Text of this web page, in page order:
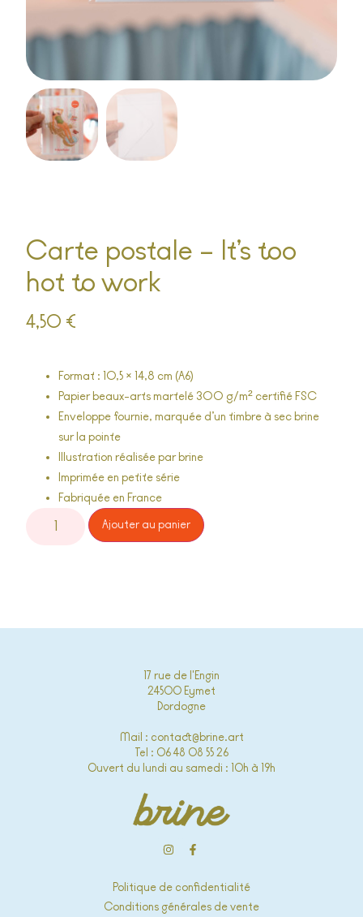
Carte postale – It’s too
hot to work
4,50 €
Format : 10,5 × 14,8 cm (A6)
Papier beaux-arts martelé 300 g/m² certifié FSC
Enveloppe fournie, marquée d’un timbre à sec brine
sur la pointe
Illustration réalisée par brine
Imprimée en petite série
Fabriquée en France
Ajouter au panier
17 rue de l'Engin
24500 Eymet
Dordogne
Mail : contact@brine.art
Tel : 06 48 08 55 26
Ouvert du lundi au samedi : 10h à 19h
Politique de confidentialité
Conditions générales de vente